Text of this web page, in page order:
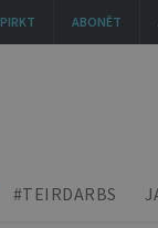
#TEIRDARBS
ABONĒT
PIRKT